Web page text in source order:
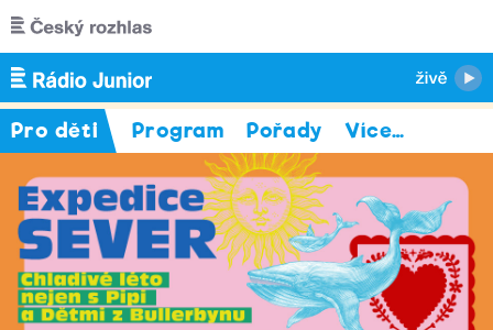
Přejít k hlavnímu obsahu
Pro děti Program Pořady Více…